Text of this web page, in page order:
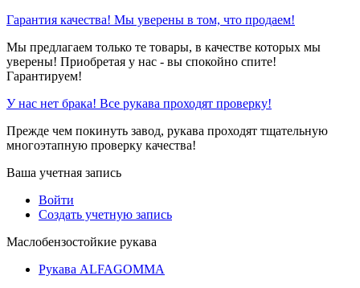
Гарантия качества! Мы уверены в том, что продаем!
Мы предлагаем только те товары, в качестве которых мы
уверены! Приобретая у нас - вы спокойно спите!
Гарантируем!
У нас нет брака! Все рукава проходят проверку!
Прежде чем покинуть завод, рукава проходят тщательную
многоэтапную проверку качества!
Ваша учетная запись
Войти
Создать учетную запись
Маслобензостойкие рукава
Рукава ALFAGOMMA